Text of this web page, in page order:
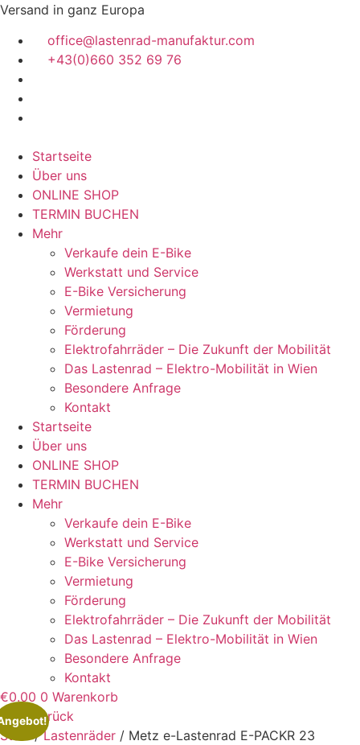
Zum
springen
Versand in ganz Europa
office@lastenrad-manufaktur.com
+43(0)660 352 69 76
Startseite
Über uns
ONLINE SHOP
TERMIN BUCHEN
Mehr
Verkaufe dein E-Bike
Werkstatt und Service
E-Bike Versicherung
Vermietung
Förderung
Elektrofahrräder – Die Zukunft der Mobilität
Das Lastenrad – Elektro-Mobilität in Wien
Besondere Anfrage
Kontakt
Startseite
Über uns
ONLINE SHOP
TERMIN BUCHEN
Mehr
Verkaufe dein E-Bike
Werkstatt und Service
E-Bike Versicherung
Vermietung
Förderung
Elektrofahrräder – Die Zukunft der Mobilität
Das Lastenrad – Elektro-Mobilität in Wien
Besondere Anfrage
Kontakt
€0.00 0 Warenkorb
Zurück
Start/Lastenräder / Metz e-Lastenrad E-PACKR 23